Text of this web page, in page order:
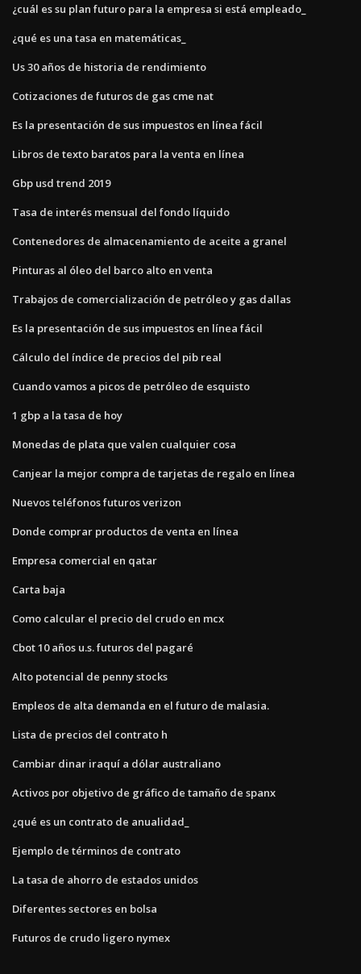
¿cuál es su plan futuro para la empresa si está empleado_
¿qué es una tasa en matemáticas_
Us 30 años de historia de rendimiento
Cotizaciones de futuros de gas cme nat
Es la presentación de sus impuestos en línea fácil
Libros de texto baratos para la venta en línea
Gbp usd trend 2019
Tasa de interés mensual del fondo líquido
Contenedores de almacenamiento de aceite a granel
Pinturas al óleo del barco alto en venta
Trabajos de comercialización de petróleo y gas dallas
Es la presentación de sus impuestos en línea fácil
Cálculo del índice de precios del pib real
Cuando vamos a picos de petróleo de esquisto
1 gbp a la tasa de hoy
Monedas de plata que valen cualquier cosa
Canjear la mejor compra de tarjetas de regalo en línea
Nuevos teléfonos futuros verizon
Donde comprar productos de venta en línea
Empresa comercial en qatar
Carta baja
Como calcular el precio del crudo en mcx
Cbot 10 años u.s. futuros del pagaré
Alto potencial de penny stocks
Empleos de alta demanda en el futuro de malasia.
Lista de precios del contrato h
Cambiar dinar iraquí a dólar australiano
Activos por objetivo de gráfico de tamaño de spanx
¿qué es un contrato de anualidad_
Ejemplo de términos de contrato
La tasa de ahorro de estados unidos
Diferentes sectores en bolsa
Futuros de crudo ligero nymex